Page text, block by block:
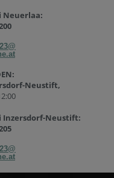
Neuerlaa:
Neustift,
Inzersdorf-Neustift: